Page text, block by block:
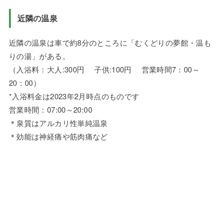
近隣の温泉
近隣の温泉は車で約8分のところに「むくどりの夢館・温も
りの湯」がある。
（入浴料：大人:300円 子供:100円 営業時間7：00～
20：00）
*入浴料金は2023年2月時点のものです
営業時間：07:00～20:00
＊泉質はアルカリ性単純温泉
＊効能は神経痛や筋肉痛など